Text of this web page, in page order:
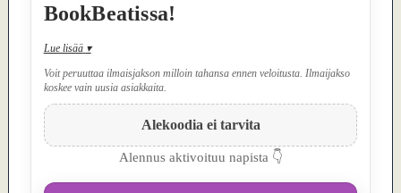
BookBeatissa!
Lue lisää ▾
Voit peruuttaa ilmaisjakson milloin tahansa ennen veloitusta. Ilmaijakso
koskee vain uusia asiakkaita.
Alekoodia ei tarvita
Alennus aktivoituu napista 👇